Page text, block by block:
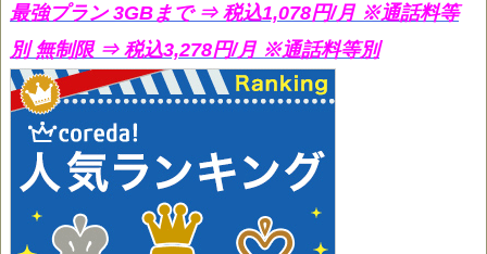
最強プラン 3GBまで ⇒ 税込1,078円/月 ※通話料等
別 無制限 ⇒ 税込3,278円/月 ※通話料等別